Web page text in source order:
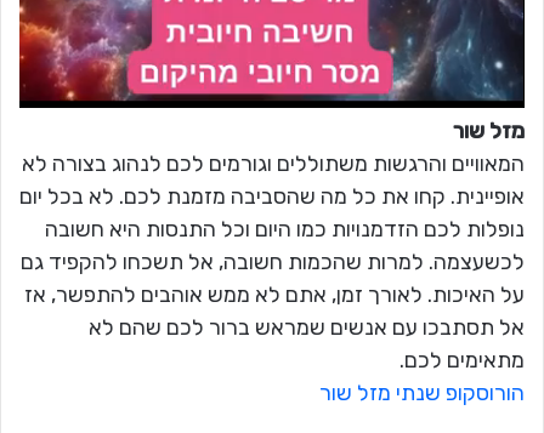
מזל שור
המאוויים והרגשות משתוללים וגורמים לכם לנהוג בצורה לא
אופיינית. קחו את כל מה שהסביבה מזמנת לכם. לא בכל יום
נופלות לכם הזדמנויות כמו היום וכל התנסות היא חשובה
לכשעצמה. למרות שהכמות חשובה, אל תשכחו להקפיד גם
על האיכות. לאורך זמן, אתם לא ממש אוהבים להתפשר, אז
אל תסתבכו עם אנשים שמראש ברור לכם שהם לא
מתאימים לכם.
הורוסקופ שנתי מזל שור